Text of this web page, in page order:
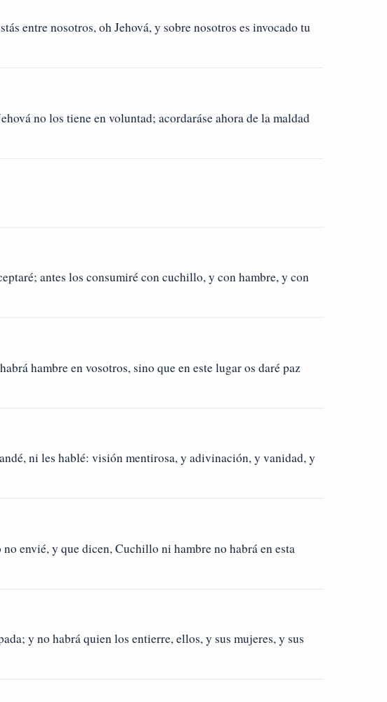
entre nosotros, oh Jehová, y sobre nosotros es invocado tu
no los tiene en voluntad; acordaráse ahora de la maldad
antes los consumiré con cuchillo, y con hambre, y con
hambre en vosotros, sino que en este lugar os daré paz
ni les hablé: visión mentirosa, y adivinación, y vanidad, y
envié, y que dicen, Cuchillo ni hambre no habrá en esta
y no habrá quien los entierre, ellos, y sus mujeres, y sus